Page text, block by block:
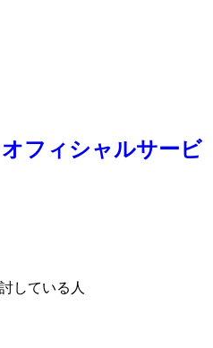
フィシャルサービ
している人